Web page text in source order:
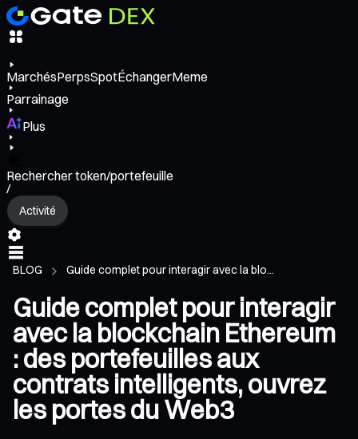
MarchésPerpsSpotÉchangerMeme
Parrainage
Plus
Rechercher token/portefeuille
/
Activité
BLOG Guide complet pour interagir avec la blo...
Guide complet pour interagir
avec la blockchain Ethereum
: des portefeuilles aux
contrats intelligents, ouvrez
les portes du Web3